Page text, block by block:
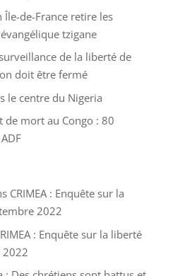
Île-de-France retire les
tzigane
de la liberté de
doit être fermé
le centre du Nigeria
mort au Congo : 80
CRIMEA : Enquête sur la
2022
: Enquête sur la liberté
2022